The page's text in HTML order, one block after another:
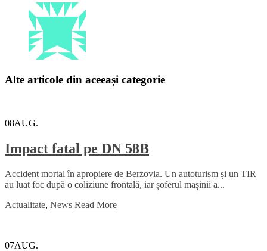
Alte articole din aceeași categorie
08AUG.
Impact fatal pe DN 58B
Accident mortal în apropiere de Berzovia. Un autoturism și un TIR
au luat foc după o coliziune frontală, iar șoferul mașinii a...
Actualitate, News Read More
07AUG.